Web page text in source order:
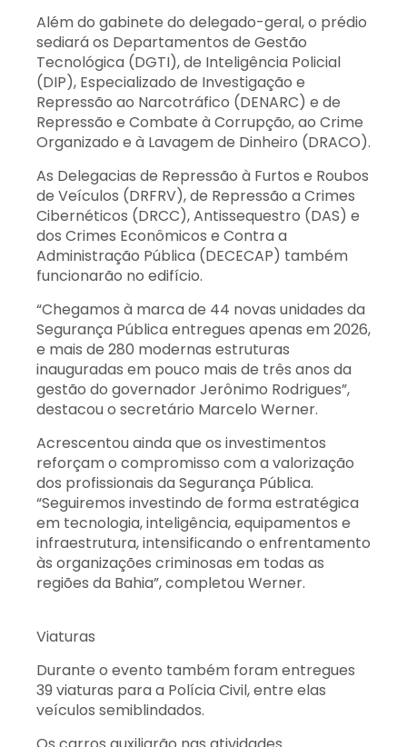
Além do gabinete do delegado-geral, o prédio
sediará os Departamentos de Gestão
Tecnológica (DGTI), de Inteligência Policial
(DIP), Especializado de Investigação e
Repressão ao Narcotráfico (DENARC) e de
Repressão e Combate à Corrupção, ao Crime
Organizado e à Lavagem de Dinheiro (DRACO).
As Delegacias de Repressão à Furtos e Roubos
de Veículos (DRFRV), de Repressão a Crimes
Cibernéticos (DRCC), Antissequestro (DAS) e
dos Crimes Econômicos e Contra a
Administração Pública (DECECAP) também
funcionarão no edifício.
“Chegamos à marca de 44 novas unidades da
Segurança Pública entregues apenas em 2026,
e mais de 280 modernas estruturas
inauguradas em pouco mais de três anos da
gestão do governador Jerônimo Rodrigues”,
destacou o secretário Marcelo Werner.
Acrescentou ainda que os investimentos
reforçam o compromisso com a valorização
dos profissionais da Segurança Pública.
“Seguiremos investindo de forma estratégica
em tecnologia, inteligência, equipamentos e
infraestrutura, intensificando o enfrentamento
às organizações criminosas em todas as
regiões da Bahia”, completou Werner.
Viaturas
Durante o evento também foram entregues
39 viaturas para a Polícia Civil, entre elas
veículos semiblindados.